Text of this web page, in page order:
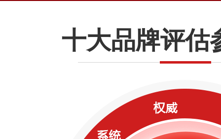
十大品牌评估